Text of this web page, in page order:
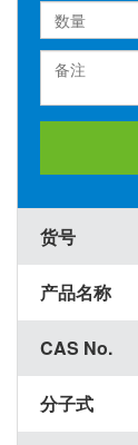
货号
产品名称
CAS No.
分子式